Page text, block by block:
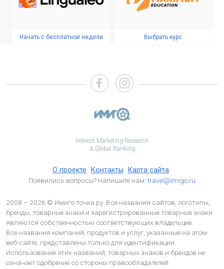
Начать с бесплатной недели Выбрать курс
Interest Marketing Research
& Global Ranking
О проекте Контакты Карта сайта
Появились вопросы? Напишите нам:travel@imigo.ru
2008 – 2026 © Имиго точка ру. Все названия сайтов, логотипы,
бренды, товарные знаки и зарегистрированные товарные знаки
являются собственностью соответствующих владельцев.
Все названия компаний, продуктов и услуг, указанные на этом
веб-сайте, представлены только для идентификации.
Использование этих названий, товарных знаков и брендов не
означает одобрение со стороны правообладателей.